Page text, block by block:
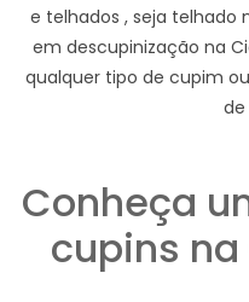
e telhados , seja telhado
em descupinização na
qualquer tipo de cupim
de
Conheça
cupins